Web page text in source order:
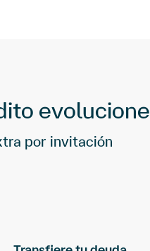
evolucione
por invitación